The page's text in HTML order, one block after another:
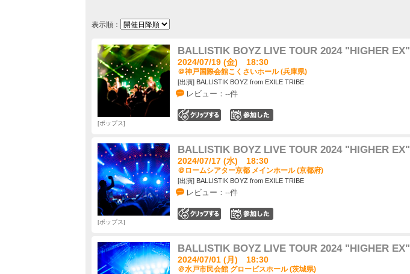
表示順：
BALLISTIK BOYZ LIVE TOUR 2024 "HIGHER EX"
2024/07/19 (金) 18:30
＠神戸国際会館こくさいホール (兵庫県)
[出演] BALLISTIK BOYZ from EXILE TRIBE
レビュー：--件
ポップス
BALLISTIK BOYZ LIVE TOUR 2024 "HIGHER EX"
2024/07/17 (水) 18:30
＠ロームシアター京都 メインホール (京都府)
[出演] BALLISTIK BOYZ from EXILE TRIBE
レビュー：--件
ポップス
BALLISTIK BOYZ LIVE TOUR 2024 "HIGHER EX"
2024/07/01 (月) 18:30
＠水戸市民会館 グロービスホール (茨城県)